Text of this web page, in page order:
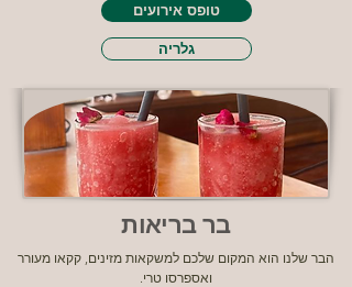
טופס אירועים
גלריה
בר בריאות
הבר שלנו הוא המקום שלכם למשקאות מזינים, קקאו מעורר
.‎ואספרסו טרי